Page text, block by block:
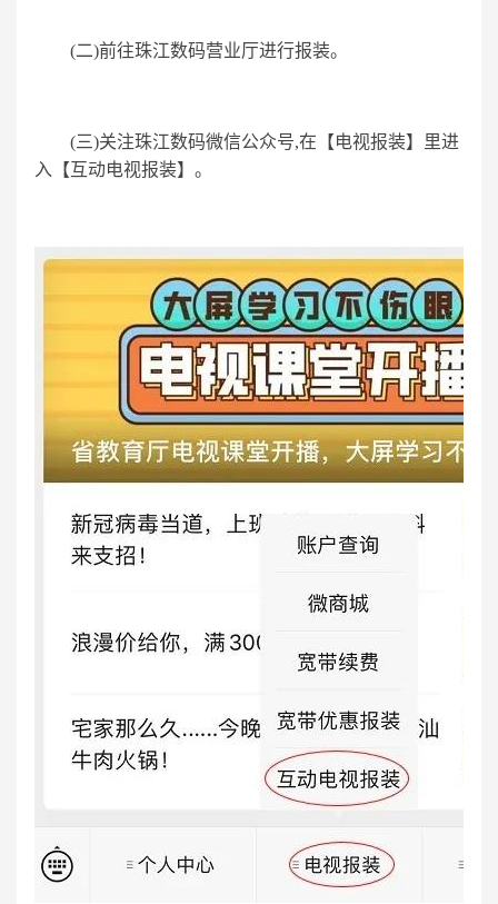
(二)前往珠江数码营业厅进行报装。
(三)关注珠江数码微信公众号,在【电视报装】里进
入【互动电视报装】。